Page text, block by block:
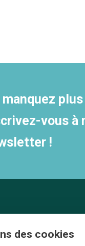
manquez
vous à
!
des cookies